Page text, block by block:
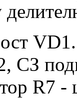
СЗ
R7 -